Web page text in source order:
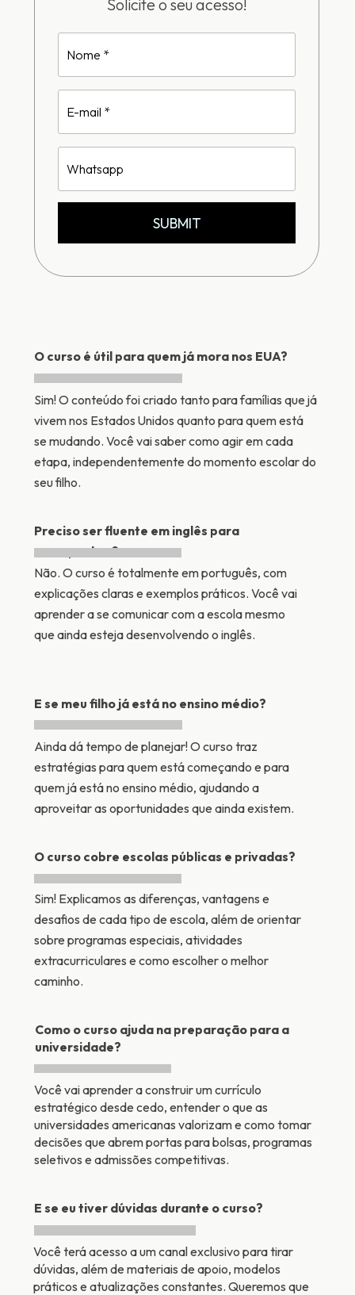
Nome
E-
mail
Whatsapp
SUBMIT
Solicite o seu acesso!
O curso é útil para quem já mora nos EUA?
Preciso ser fluente em inglês para
acompanhar?
Sim! O conteúdo foi criado tanto para famílias que já
vivem nos Estados Unidos quanto para quem está
se mudando. Você vai saber como agir em cada
etapa, independentemente do momento escolar do
seu filho.
Não. O curso é totalmente em português, com
explicações claras e exemplos práticos. Você vai
aprender a se comunicar com a escola mesmo
que ainda esteja desenvolvendo o inglês.
E se meu filho já está no ensino médio?
O curso cobre escolas públicas e privadas?
Ainda dá tempo de planejar! O curso traz
estratégias para quem está começando e para
quem já está no ensino médio, ajudando a
aproveitar as oportunidades que ainda existem.
Sim! Explicamos as diferenças, vantagens e
desafios de cada tipo de escola, além de orientar
sobre programas especiais, atividades
extracurriculares e como escolher o melhor
caminho.
Como o curso ajuda na preparação para a
universidade?
E se eu tiver dúvidas durante o curso?
Você vai aprender a construir um currículo
estratégico desde cedo, entender o que as
universidades americanas valorizam e como tomar
decisões que abrem portas para bolsas, programas
seletivos e admissões competitivas.
Você terá acesso a um canal exclusivo para tirar
dúvidas, além de materiais de apoio, modelos
práticos e atualizações constantes. Queremos que